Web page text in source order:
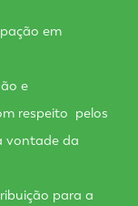
em
e
respeito pelos
vontade da
para a